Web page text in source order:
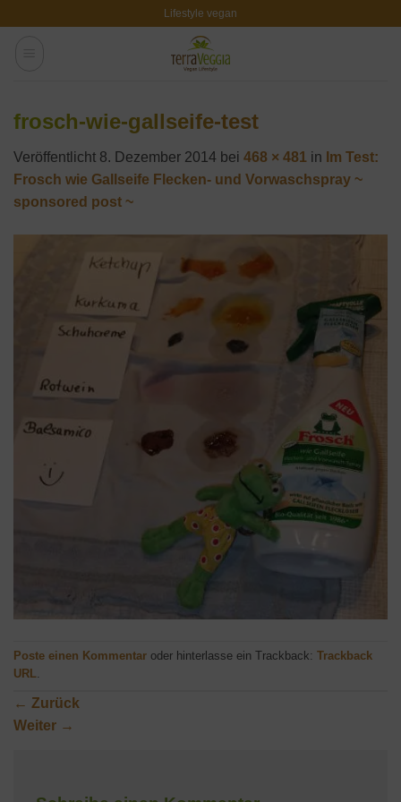
Lifestyle vegan
frosch-wie-gallseife-test
Veröffentlicht 8. Dezember 2014 bei 468 × 481 in Im Test:
Frosch wie Gallseife Flecken- und Vorwaschspray ~
sponsored post ~
Poste einen Kommentar oder hinterlasse ein Trackback: Trackback
URL
← Zurück
Weiter →